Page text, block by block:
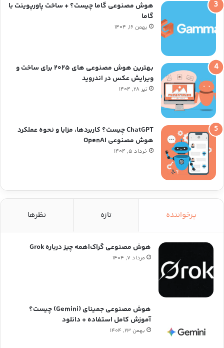
هوش مصنوعی گاما چیست؟ + ساخت پاورپوینت با
گاما
بهمن ۱۶, ۱۴۰۴
بهترین هوش مصنوعی های ۲۰۲۵ برای ساخت و
ویرایش عکس در اندروید
تیر ۲۸, ۱۴۰۴
ChatGPT چیست؟ کاربردها، مزایا و نحوه عملکرد
هوش مصنوعی OpenAI
خرداد ۵, ۱۴۰۴
پرخواننده تازه نظرها
هوش مصنوعی گراک|همه چیز درباره Grok
مرداد ۷, ۱۴۰۴
هوش مصنوعی جمینای (Gemini) چیست؟
آموزش کامل استفاده + دانلود
بهمن ۲۳, ۱۴۰۴